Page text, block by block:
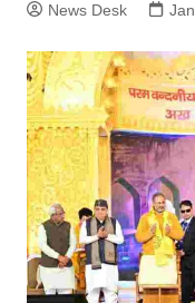
News Desk